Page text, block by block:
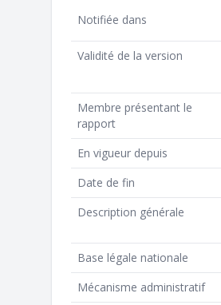
Notifiée dans
Validité de la version
Membre présentant le
rapport
En vigueur depuis
Date de fin
Description générale
Base légale nationale
Mécanisme administratif